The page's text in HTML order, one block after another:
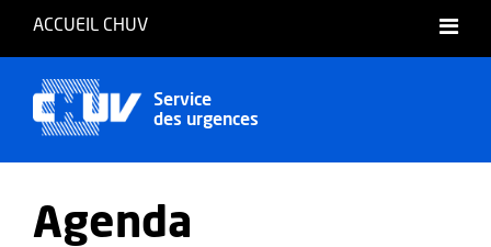
ACCUEIL CHUV
Service
des urgences
Agenda